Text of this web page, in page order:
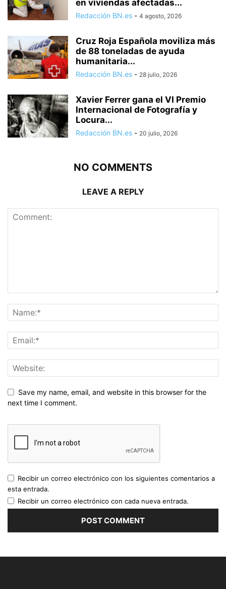
en viviendas afectadas...
Redacción BN.es - 4 agosto, 2026
Cruz Roja Española moviliza más
de 88 toneladas de ayuda
humanitaria...
Redacción BN.es - 28 julio, 2026
Xavier Ferrer gana el VI Premio
Internacional de Fotografía y
Locura...
Redacción BN.es - 20 julio, 2026
NO COMMENTS
LEAVE A REPLY
Save my name, email, and website in this browser for the
next time I comment.
Recibir un correo electrónico con los siguientes comentarios a
esta entrada.
Recibir un correo electrónico con cada nueva entrada.